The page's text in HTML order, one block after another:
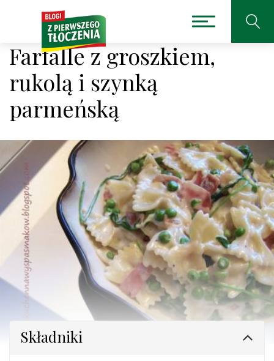
Farfalle z groszkiem,
rukolą i szynką
parmeńską
Składniki